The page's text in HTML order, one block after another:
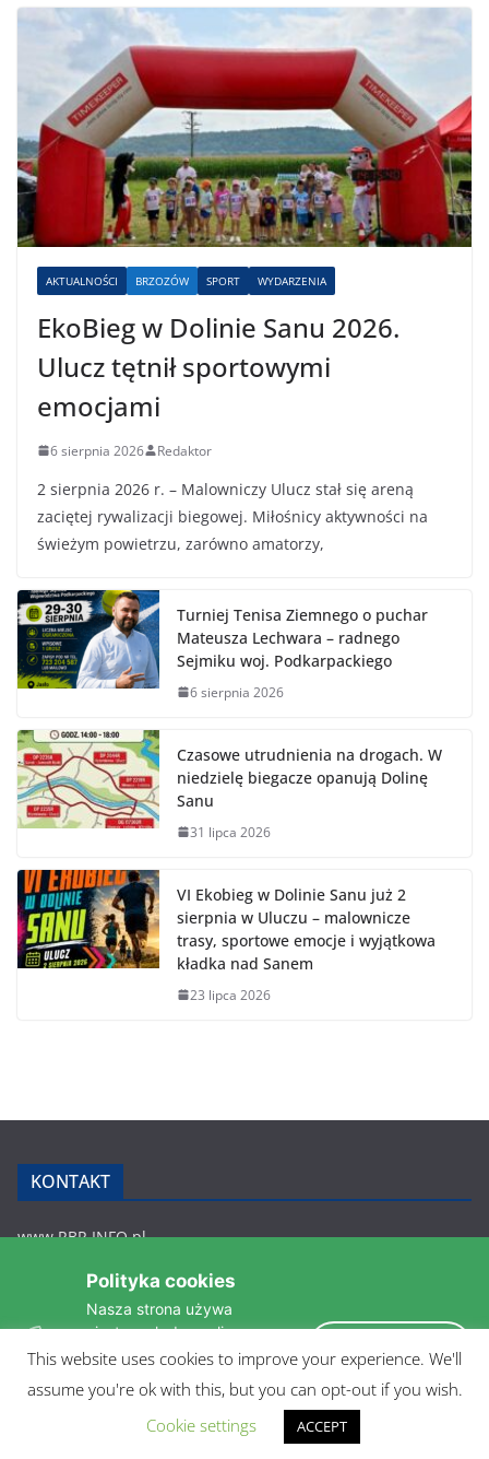
AKTUALNOŚCI BRZOZÓW SPORT WYDARZENIA
EkoBieg w Dolinie Sanu 2026.
Ulucz tętnił sportowymi
emocjami
6 sierpnia 2026 Redaktor
2 sierpnia 2026 r. – Malowniczy Ulucz stał się areną
zaciętej rywalizacji biegowej. Miłośnicy aktywności na
świeżym powietrzu, zarówno amatorzy,
Turniej Tenisa Ziemnego o puchar
Mateusza Lechwara – radnego
Sejmiku woj. Podkarpackiego
6 sierpnia 2026
Czasowe utrudnienia na drogach. W
niedzielę biegacze opanują Dolinę
Sanu
31 lipca 2026
VI Ekobieg w Dolinie Sanu już 2
sierpnia w Uluczu – malownicze
trasy, sportowe emocje i wyjątkowa
kładka nad Sanem
23 lipca 2026
KONTAKT
www.RBR.INFO.pl
36-200 Brzozów
rbr.info.pl@gmail.com
POLITYKA PRYWATNOŚCI
This website uses cookies to improve your experience. We'll
assume you're ok with this, but you can opt-out if you wish.
Cookie settings
ACCEPT
Polityka cookies
Nasza strona używa
ciasteczek do analizy
statystyk i zapewnienia
pomiędzi wizytami.
Czytaj więcej »
Akceptuję